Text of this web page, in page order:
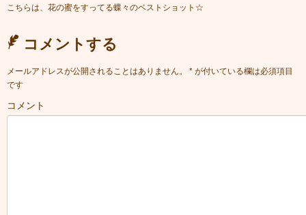
こちらは、花の蜜をすってる蝶々のベストショット☆
コメントする
メールアドレスが公開されることはありません。 * が付いている欄は必須項目
です
コメント